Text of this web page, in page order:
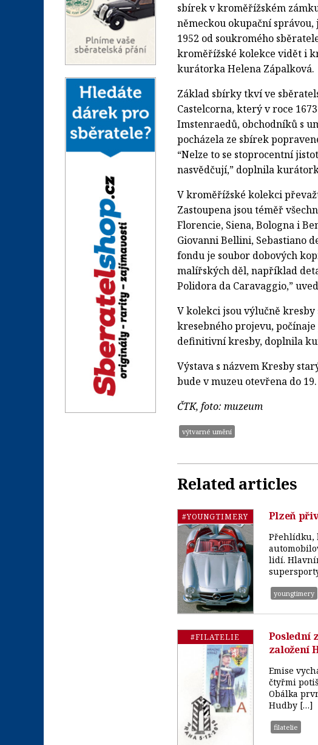
sbírek v kroměřížském
německou okupační
1952 od soukromého
kroměřížské kolekce vidět i
kurátorka Helena Zápalková.
Základ sbírky tkví ve
Castelcorna, který v roce
Imstenraedů, obchodníků s
pocházela ze sbírek
“Nelze to se stoprocentní
nasvědčují,” doplnila
V kroměřížské kolekci
Zastoupena jsou téměř
Florencie, Siena, Bologna i
Giovanni Bellini, Sebastiano
fondu je soubor dobových
malířských děl, například
Polidora da Caravaggio,”
V kolekci jsou výlučně
kresebného projevu,
definitivní kresby, doplnila
Výstava s názvem Kresby
bude v muzeu otevřena do
ČTK, foto: muzeum
výtvarné umění
Related articles
#YOUNGTIMERY Plzeň
Přehlídku,
lidí.
youngtimery
#FILATELIE
Poslední
založení
Emise
čtyřmi
Obálka
Hudby […]
filatelie